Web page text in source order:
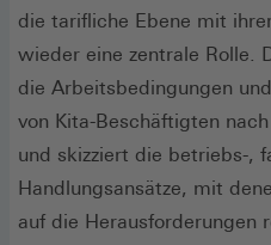
die tarifliche Ebene mit
wieder eine zentrale Rolle.
die Arbeitsbedingungen
von Kita-Beschäftigten
und skizziert die betriebs-,
Handlungsansätze, mit
auf die Herausforderungen